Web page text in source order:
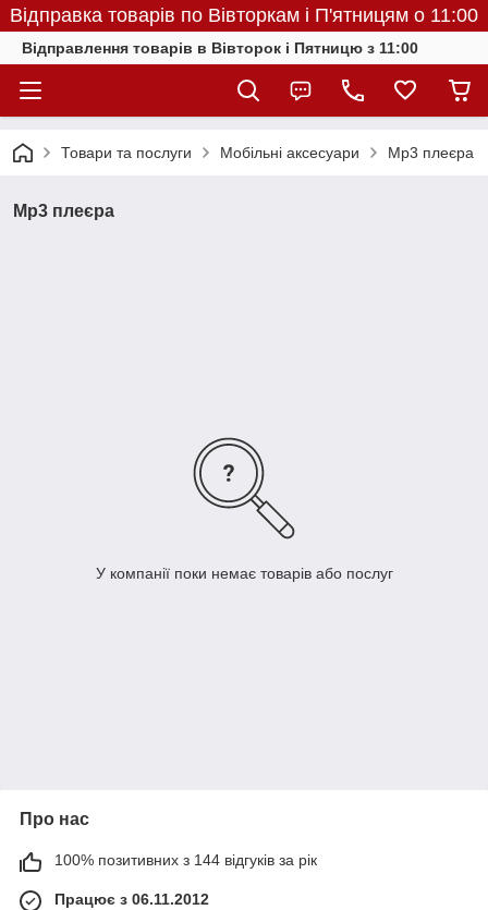
Відправка товарів по Вівторкам і П'ятницям о 11:00
Відправлення товарів в Вівторок і Пятницю з 11:00
Товари та послуги Мобільні аксесуари Mp3 плеєра
Mp3 плеєра
У компанії поки немає товарів або послуг
Про нас
100% позитивних з 144 відгуків за рік
Працює з 06.11.2012